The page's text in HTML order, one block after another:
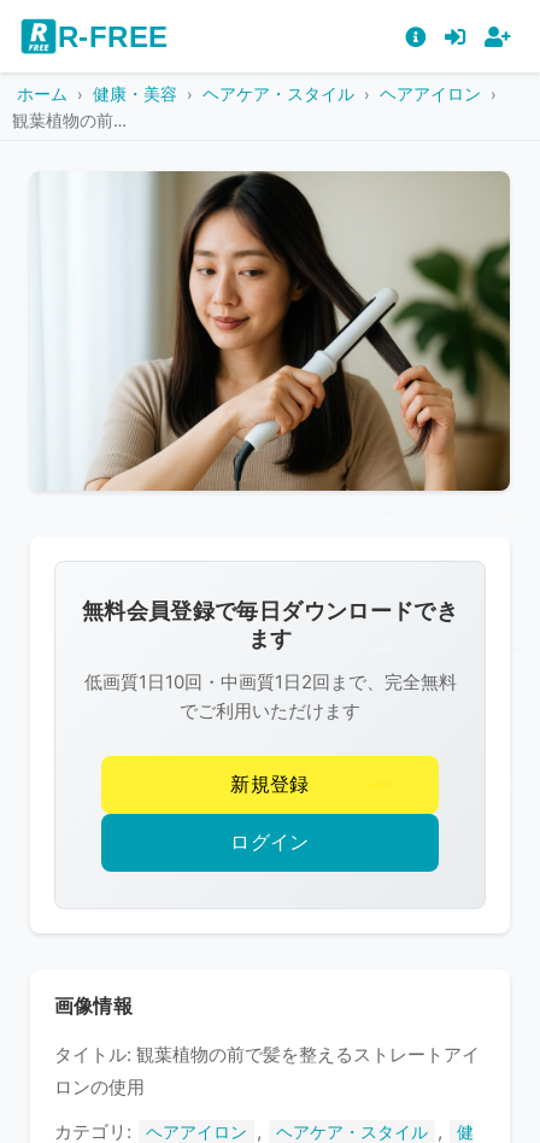
R-FREE
ホーム 健康・美容 ヘアケア・スタイル
ヘアアイロン
観葉植物の前で髪を整えるストレートアイロンの使用
像
は
R-
FREE
作
権
護
い
す
無料会員登録で毎日ダウンロードでき
ます
低画質1日10回・中画質1日2回まで、完全無料
でご利用いただけます
新規登録
ログイン
画像情報
タイトル: 観葉植物の前で髪を整えるストレートアイ
ロンの使用
カテゴリ:
ヘアアイロン , ヘアケア・スタイル ,
健